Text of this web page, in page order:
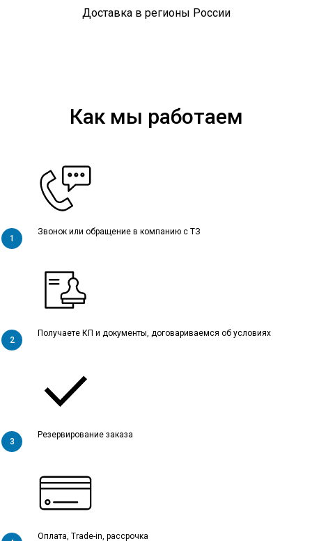
Доставка в регионы России
Как мы работаем
Звонок или обращение в компанию с ТЗ
Получаете КП и документы, договариваемся об условиях
Резервирование заказа
Оплата, Trade-in, рассрочка